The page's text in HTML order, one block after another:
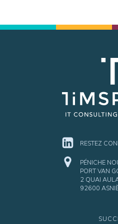
RESTEZ
PÉNICHE
PORT VAN
2 QUAI
92600